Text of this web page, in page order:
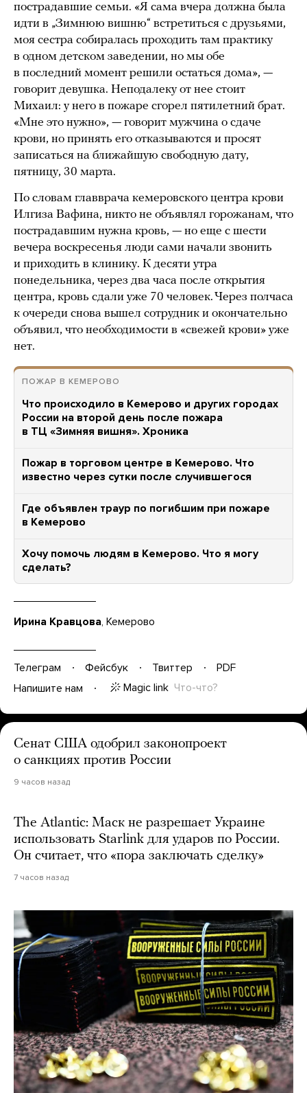
пострадавшие семьи. «Я сама вчера должна была
идти в „Зимнюю вишню“ встретиться с друзьями,
моя сестра собиралась проходить там практику
в одном детском заведении, но мы обе
в последний момент решили остаться дома», —
говорит девушка. Неподалеку от нее стоит
Михаил: у него в пожаре сгорел пятилетний брат.
«Мне это нужно», — говорит мужчина о сдаче
крови, но принять его отказываются и просят
записаться на ближайшую свободную дату,
пятницу, 30 марта.
По словам главврача кемеровского центра крови
Илгиза Вафина, никто не объявлял горожанам, что
пострадавшим нужна кровь, — но еще с шести
вечера воскресенья люди сами начали звонить
и приходить в клинику. К десяти утра
понедельника, через два часа после открытия
центра, кровь сдали уже 70 человек. Через полчаса
к очереди снова вышел сотрудник и окончательно
объявил, что необходимости в «свежей крови» уже
нет.
ПОЖАР В КЕМЕРОВО
Что происходило в Кемерово и других городах
России на второй день после пожара
в ТЦ «Зимняя вишня». Хроника
Пожар в торговом центре в Кемерово. Что
известно через сутки после случившегося
Где объявлен траур по погибшим при пожаре
в Кемерово
Хочу помочь людям в Кемерово. Что я могу
сделать?
Ирина Кравцова, Кемерово
Телеграм Фейсбук Твиттер
PDF
Напишите нам
Magic link Что-что?
Сенат США одобрил законопроект
о санкциях против России
9 часов назад
The Atlantic: Маск не разрешает Украине
использовать Starlink для ударов по России.
Он считает, что «пора заключать сделку»
7 часов назад